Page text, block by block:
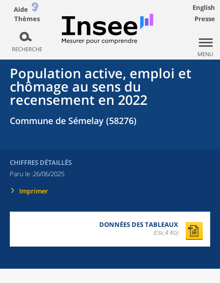
Aide
Thèmes
RECHERCHE
English
Presse
MENU
Population active, emploi et
chômage au sens du
recensement en 2022
Commune de Sémelay (58276)
CHIFFRES DÉTAILLÉS
Paru le :26/06/2025
Imprimer
DONNÉES DES TABLEAUX
(csv,4 Ko)